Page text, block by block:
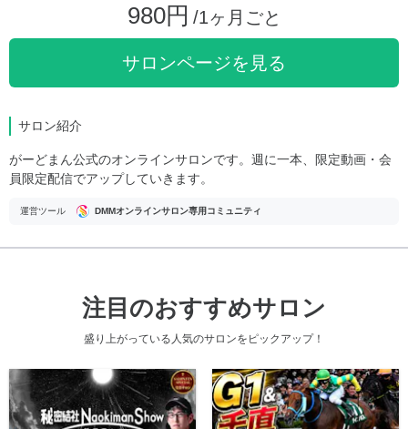
980円 /1ヶ月ごと
サロンページを見る
サロン紹介
がーどまん公式のオンラインサロンです。週に一本、限定動画・会
員限定配信でアップしていきます。
運営ツール DMMオンラインサロン専用コミュニティ
注目のおすすめサロン
盛り上がっている人気のサロンをピックアップ！